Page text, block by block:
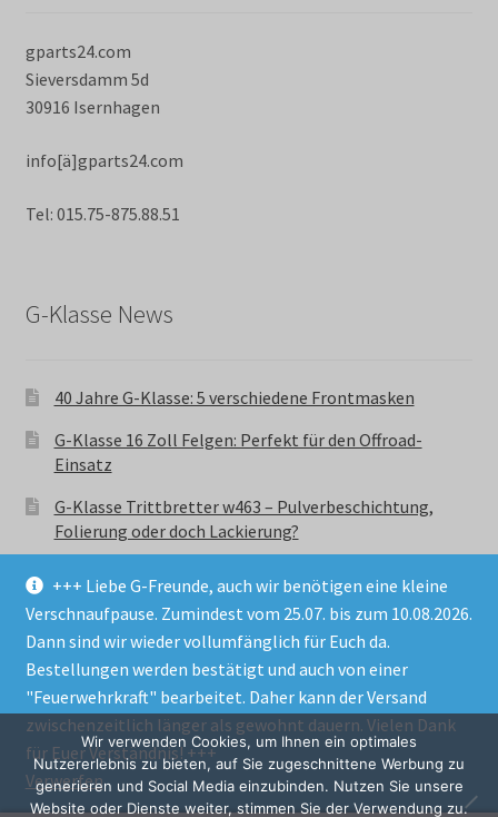
+++ Liebe G-Freunde, auch wir benötigen eine kleine
Verschnaufpause. Zumindest vom 25.07. bis zum 10.08.2026.
Dann sind wir wieder vollumfänglich für Euch da.
Bestellungen werden bestätigt und auch von einer
"Feuerwehrkraft" bearbeitet. Daher kann der Versand
zwischenzeitlich länger als gewohnt dauern. Vielen Dank
für Euer Verständnis! +++
Verwerfen
gparts24.com
Sieversdamm 5d
30916 Isernhagen
info[ä]gparts24.com
Tel: 015.75-875.88.51
G-Klasse News
40 Jahre G-Klasse: 5 verschiedene Frontmasken
G-Klasse 16 Zoll Felgen: Perfekt für den Offroad-
Einsatz
G-Klasse Trittbretter w463 – Pulverbeschichtung,
Folierung oder doch Lackierung?
© GParts24 - G-Klasse w463 Trittbretter, Felgen,
Ersatzteile & Zubebehör.
Datenschutzerklärung
Alle Preise inkl. der gesetzlichen MwSt.
Wir verwenden Cookies, um Ihnen ein optimales
Nutzererlebnis zu bieten, auf Sie zugeschnittene Werbung zu
generieren und Social Media einzubinden. Nutzen Sie unsere
Website oder Dienste weiter, stimmen Sie der Verwendung zu.